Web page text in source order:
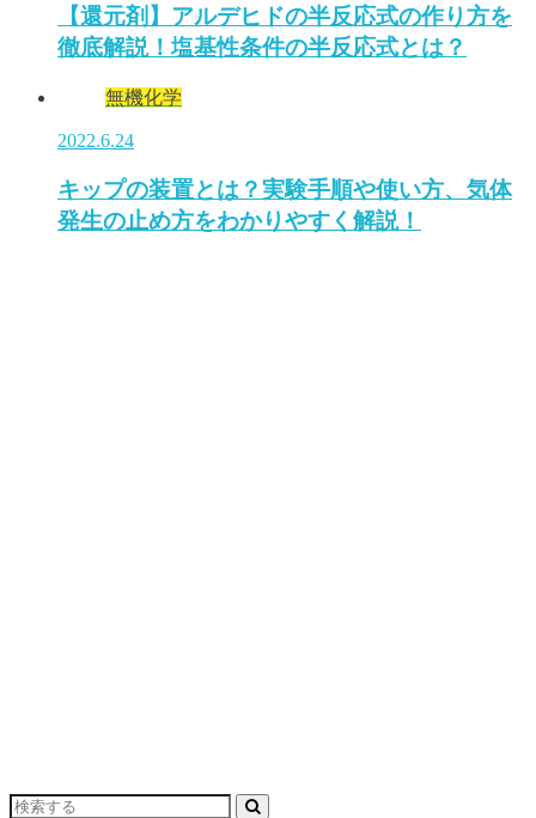
【還元剤】アルデヒドの半反応式の作り方を
徹底解説！塩基性条件の半反応式とは？
無機化学
2022.6.24
キップの装置とは？実験手順や使い方、気体
発生の止め方をわかりやすく解説！